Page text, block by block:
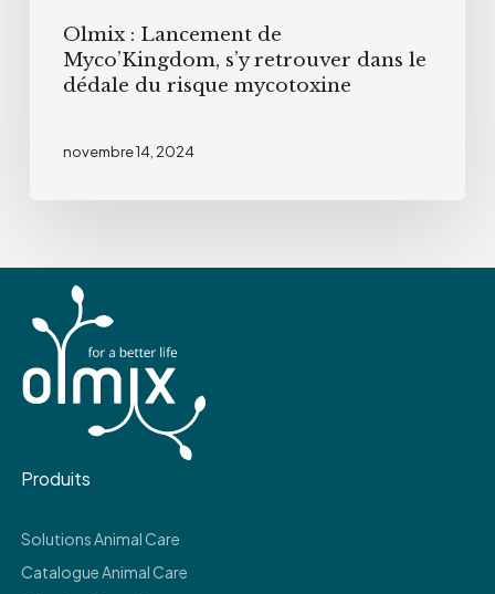
risque
mycotoxine
Olmix : Lancement de
Myco’Kingdom, s’y retrouver dans le
dédale du risque mycotoxine
novembre 14, 2024
Produits
Solutions Animal Care
Catalogue Animal Care